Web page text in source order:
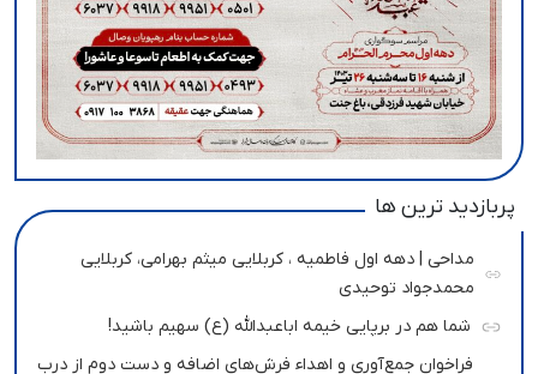
پربازدید ترین ها
مداحی | دهه اول فاطمیه ، کربلایی میثم بهرامی، کربلایی
محمدجواد توحیدی
شما هم در برپایی خیمه اباعبدالله (ع) سهیم باشید!
فراخوان جمع‌آوری و اهداء فرش‌های اضافه و دست دوم از درب